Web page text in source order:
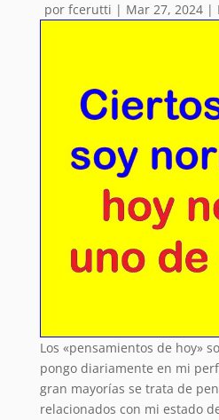
porfcerutti | Mar 27, 2024 |
Los «pensamientos de hoy»
pongo diariamente en mi
gran mayorías se trata de
relacionados con mi estado